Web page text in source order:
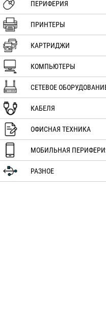
ПЕРИФЕРИЯ
ПРИНТЕРЫ
КАРТРИДЖИ
КОМПЬЮТЕРЫ
СЕТЕВОЕ
КАБЕЛЯ
ОФИСНАЯ ТЕХНИКА
МОБИЛЬНАЯ
РАЗНОЕ